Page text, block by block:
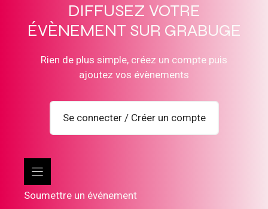
DIFFUSEZ VOTRE
ÉVÈNEMENT SUR GRABUGE
Rien de plus simple, créez un compte puis
ajoutez vos évènements
Se connecter / Créer un compte
Soumettre un événement